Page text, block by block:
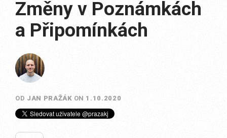
Změny v Poznámkách
a Připomínkách
OD JAN PRAŽÁK ON 1.10.2020